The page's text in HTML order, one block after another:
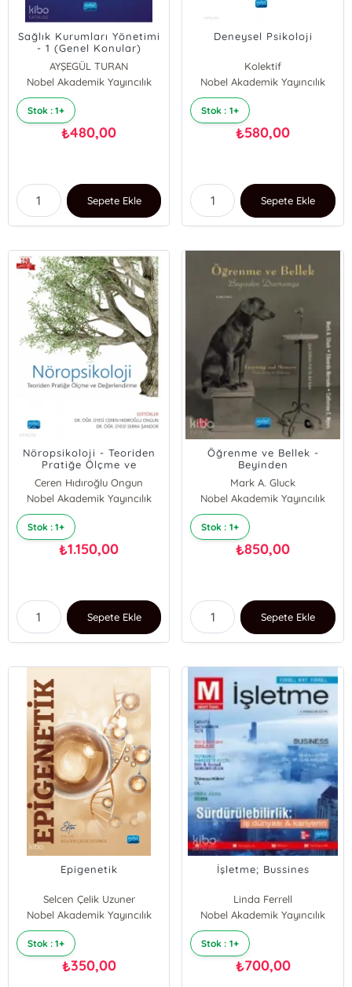
Sağlık Kurumları Yönetimi
- 1 (Genel Konular)
AYŞEGÜL TURAN
Nobel Akademik Yayıncılık
Stok : 1+
₺480,00
Sepete Ekle
Deneysel Psikoloji
Kolektif
Nobel Akademik Yayıncılık
Stok : 1+
₺580,00
Sepete Ekle
Nöropsikoloji - Teoriden
Pratiğe Ölçme ve
Değerlendirme
Ceren Hıdıroğlu Ongun
Serra Şandor
Nobel Akademik Yayıncılık
Stok : 1+
₺1.150,00
Sepete Ekle
Öğrenme ve Bellek -
Beyinden
Davranışa;Learning and
Memory - From Brain to
Behavior
Mark A. Gluck
Eduardo Mercado
Catherine E. Myers
Nobel Akademik Yayıncılık
Stok : 1+
₺850,00
Sepete Ekle
Epigenetik
Selcen Çelik Uzuner
Nobel Akademik Yayıncılık
Stok : 1+
₺350,00
İşletme; Bussines
Linda Ferrell
Geoffrey A. Hirt
O.C. Ferrell
Mcgrawhill
Nobel Akademik Yayıncılık
Stok : 1+
₺700,00